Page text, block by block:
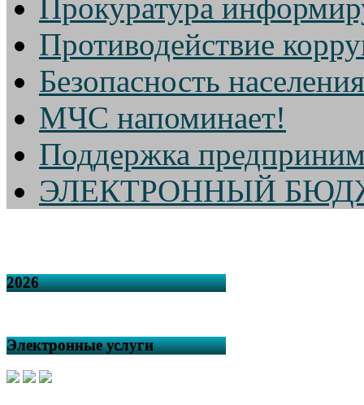
Прокуратура
Противодействие
Безопасность населения
МЧС напоминает!
Поддержка
ЭЛЕКТРОННЫЙ
2026
Электронные услуги